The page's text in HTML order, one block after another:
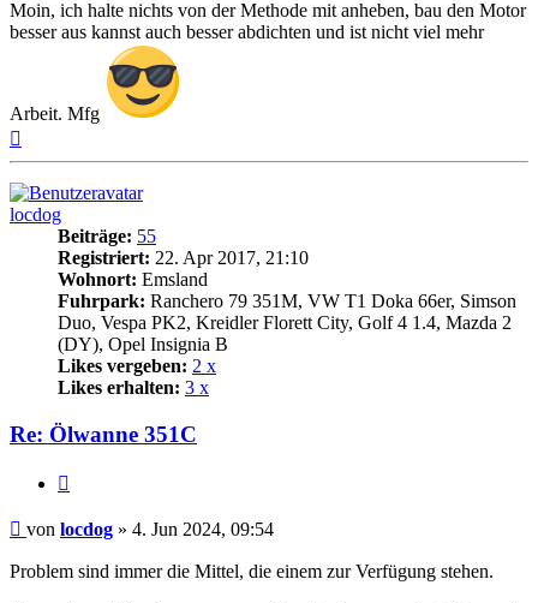
Moin, ich halte nichts von der Methode mit anheben, bau den Motor
besser aus kannst auch besser abdichten und ist nicht viel mehr
Arbeit. Mfg
locdog
Beiträge: 55
Registriert: 22. Apr 2017, 21:10
Wohnort: Emsland
Fuhrpark: Ranchero 79 351M, VW T1 Doka 66er, Simson
Duo, Vespa PK2, Kreidler Florett City, Golf 4 1.4, Mazda 2
(DY), Opel Insignia B
Likes vergeben: 2 x
Likes erhalten: 3 x
Re: Ölwanne 351C
Beitrag
von locdog » 4. Jun 2024, 09:54
Problem sind immer die Mittel, die einem zur Verfügung stehen.